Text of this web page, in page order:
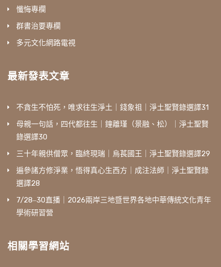
懺悔專欄
群書治要專欄
多元文化網路電視
最新發表文章
不貪生不怕死，唯求往生淨土｜錢象祖｜淨土聖賢錄選譯31
母親一句話，四代都往生｜鐘離瑾（景融、松）｜淨土聖賢
錄選譯30
三十年親供僧眾，臨終現瑞｜烏萇國王｜淨土聖賢錄選譯29
遍參諸方修淨業，悟得真心生西方｜成注法師｜淨土聖賢錄
選譯28
7/28‒30直播｜2026兩岸三地暨世界各地中華傳統文化青年
學術研習營
相關學習網站